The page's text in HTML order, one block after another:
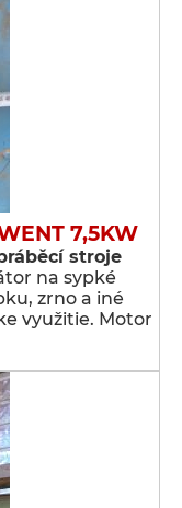
7,5KW
stroje
na sypké
zrno a iné
využitie. Motor